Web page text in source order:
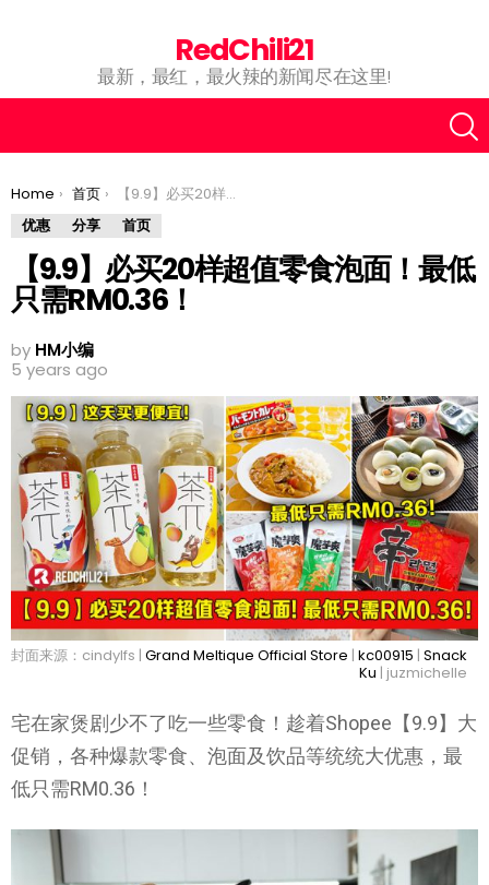
RedChili21
最新，最红，最火辣的新闻尽在这里!
You are here:
Home 首页
【9.9】必买20样超值零食泡面！最低只需RM0.36！
优惠
分享 首页
【9.9】必买20样超值零食泡面！最低
只需RM0.36！
by HM小编
5 years ago
封面来源：cindylfs | Grand Meltique Official Store | kc00915 | Snack
Ku | juzmichelle
宅在家煲剧少不了吃一些零食！趁着Shopee【9.9】大
促销，各种爆款零食、泡面及饮品等统统大优惠，最
低只需RM0.36！